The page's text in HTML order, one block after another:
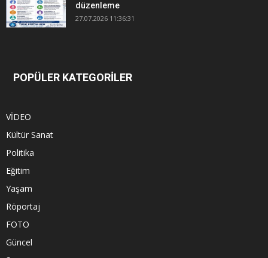
düzenleme
27.07.2026 11:36:31
POPÜLER KATEGORİLER
VİDEO
Kültür Sanat
Politika
Eğitim
Yaşam
Röportaj
FOTO
Güncel